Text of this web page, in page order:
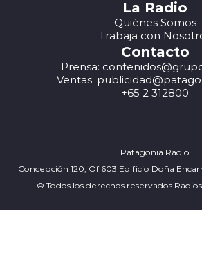
La Radio
Quiénes Somos
Trabaja con
Contacto
Prensa:
Ventas:
+65 2 312800
Patagonia Radio
Concepción 120, Of 603 Edificio Doña
© Todos los derechos reservados